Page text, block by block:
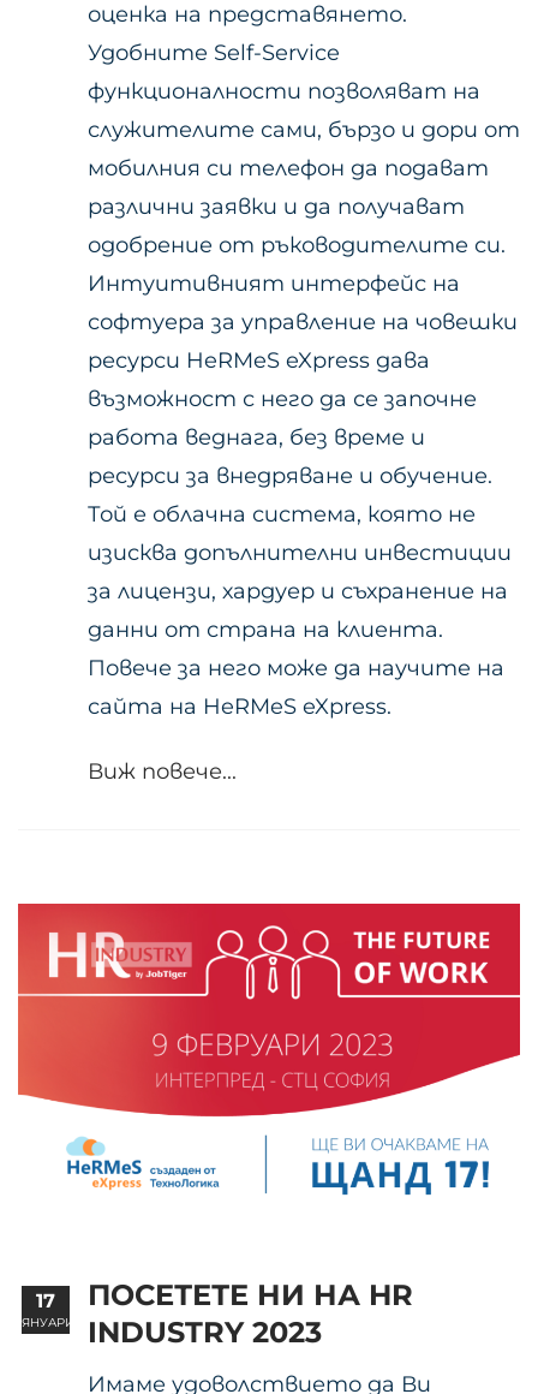
оценка на представянето.
Удобните Self-Service
функционалности позволяват на
служителите сами, бързо и дори от
мобилния си телефон да подават
различни заявки и да получават
одобрение от ръководителите си.
Интуитивният интерфейс на
софтуера за управление на човешки
ресурси HeRMeS eXpress дава
възможност с него да се започне
работа веднага, без време и
ресурси за внедряване и обучение.
Той е облачна система, която не
изисква допълнителни инвестиции
за лицензи, хардуер и съхранение на
данни от страна на клиента.
Повече за него може да научите на
сайта на HeRMeS eXpress.
Виж повече...
ПОСЕТЕТЕ НИ НА HR
INDUSTRY 2023
Имаме удоволствието да Ви
17
ЯНУАРИ